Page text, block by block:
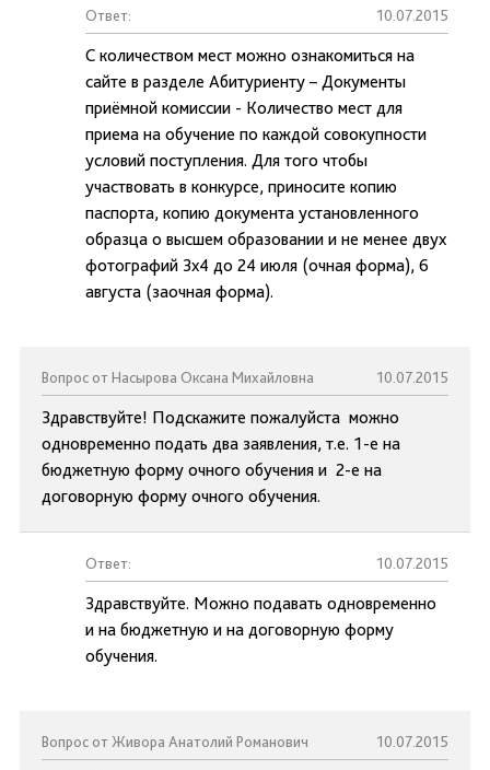
Ответ: 10.07.2015
С количеством мест можно ознакомиться на
сайте в разделе Абитуриенту – Документы
приёмной комиссии - Количество мест для
приема на обучение по каждой совокупности
условий поступления. Для того чтобы
участвовать в конкурсе, приносите копию
паспорта, копию документа установленного
образца о высшем образовании и не менее двух
фотографий 3х4 до 24 июля (очная форма), 6
августа (заочная форма).
Вопрос от Насырова Оксана Михайловна 10.07.2015
Здравствуйте! Подскажите пожалуйста можно
одновременно подать два заявления, т.е. 1-е на
бюджетную форму очного обучения и 2-е на
договорную форму очного обучения.
Ответ: 10.07.2015
Здравствуйте. Можно подавать одновременно
и на бюджетную и на договорную форму
обучения.
Вопрос от Живора Анатолий Романович 10.07.2015